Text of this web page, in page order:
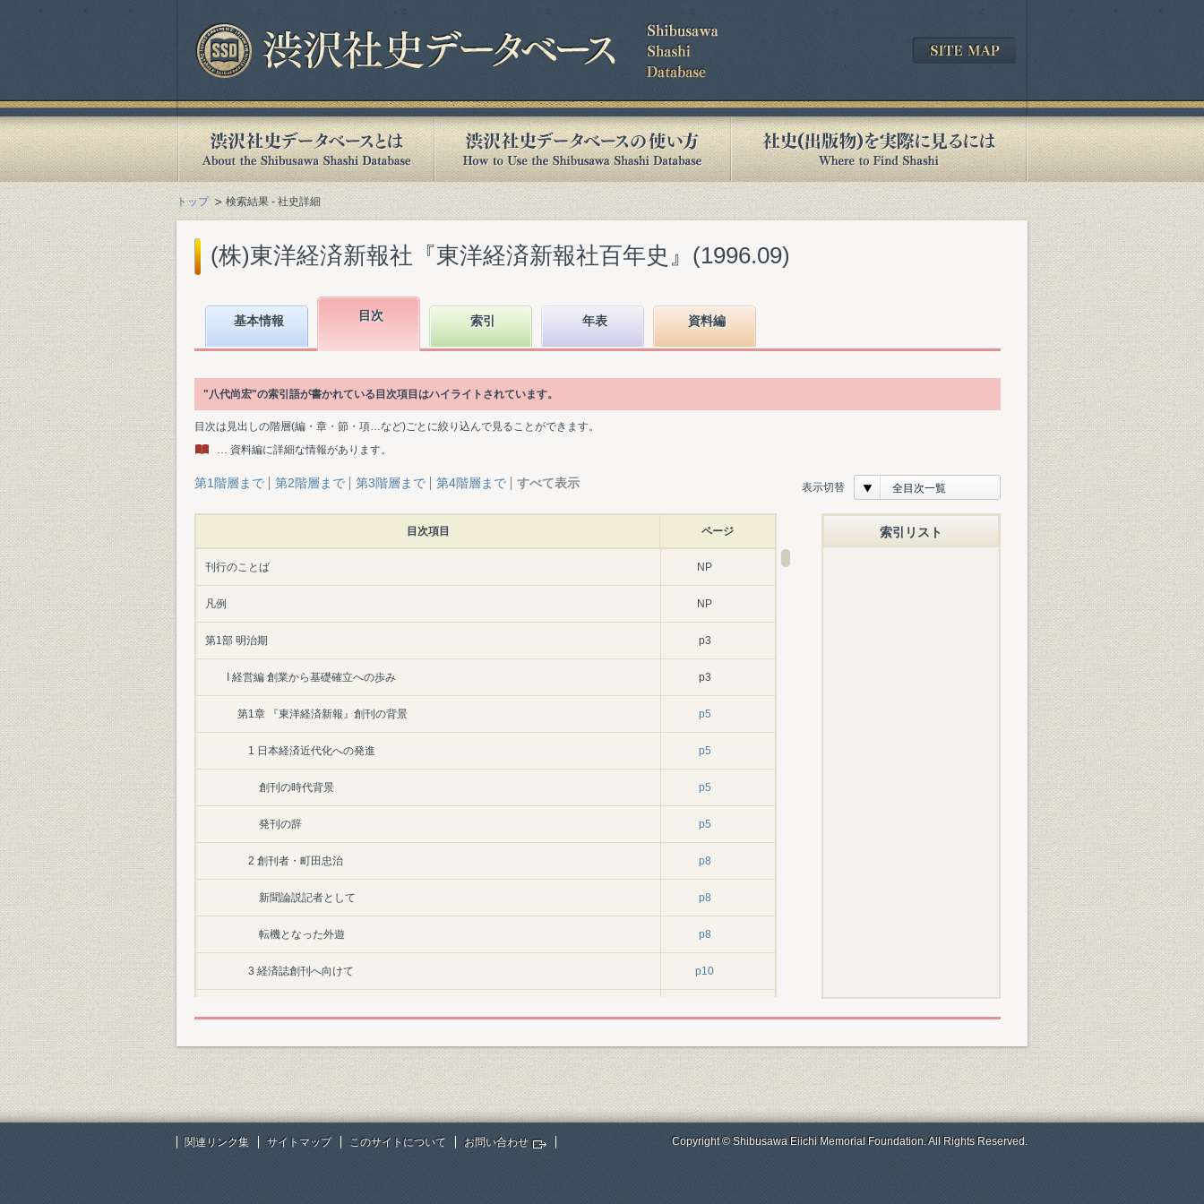
トップ 検索結果 - 社史詳細
(株)東洋経済新報社『東洋経済新報社百年史』(1996.09)
基本情報 目次 索引 年表 資料編
"八代尚宏"の索引語が書かれている目次項目はハイライトされています。
目次は見出しの階層(編・章・節・項…など)ごとに絞り込んで見ることができます。
… 資料編に詳細な情報があります。
第1階層まで 第2階層まで 第3階層まで 第4階層まで すべて表示 表示切替 全目次一覧
目次項目 ページ
刊行のことば NP
凡例 NP
第1部 明治期 p3
I 経営編 創業から基礎確立への歩み p3
第1章 『東洋経済新報』創刊の背景 p5
1 日本経済近代化への発進 p5
創刊の時代背景 p5
発刊の辞 p5
2 創刊者・町田忠治 p8
新聞論説記者として p8
転機となった外遊 p8
3 経済誌創刊へ向けて p10
発行資金の提供者 p10
創刊援助資金をめぐって p10
第2章 いよいよ創刊へ p16
索引リスト
関連リンク集 サイトマップ このサイトについて お問い合わせ Copyright © Shibusawa Eiichi Memorial Foundation. All Rights Reserved.